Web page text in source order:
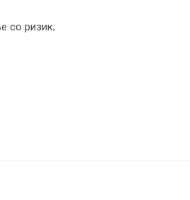
со ризик;